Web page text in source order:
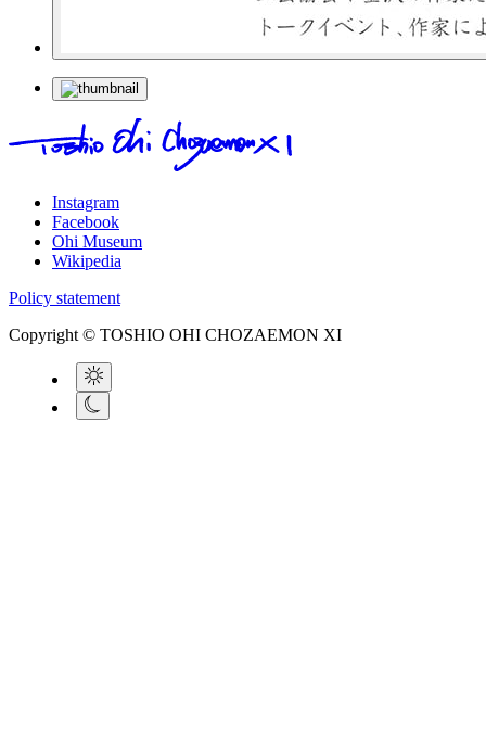
Instagram
Facebook
Ohi Museum
Wikipedia
Policy statement
Copyright © TOSHIO OHI CHOZAEMON XI